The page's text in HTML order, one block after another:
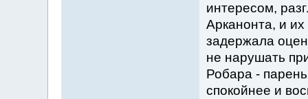
интересом,
Арканонта, и
задержала
не нарушать
Робара -
спокойнее и